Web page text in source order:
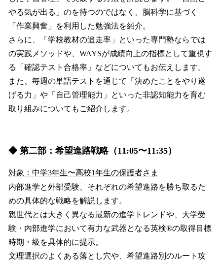
やる気が出る」のを待つのではなく、脳科学に基づく
「作業興奮」を利用した勉強法を紹介。
さらに、「学校教材の追走率」といった専門塾ならでは
の実践メソッドや、WAYSが成績向上の指標として重視す
る「確認テスト合格率」などについてもお伝えします。
また、毎週の単語テストを通じて「決めたことをやり遂
げる力」や「自己管理能力」といった非認知能力を育む
取り組みについてもご紹介します。
◆ 第二部：希望進路戦略（11:05〜11:35）
対象：中学3年生〜高校1年生の保護者さま
内部進学と外部受験、それぞれの希望進路を勝ち取るた
めの具体的な戦略を解説します。
親世代とは大きく異なる最新の進学トレンドや、大学受
験・内部進学において有力な武器となる英検®の取得目標
時期・級を具体的に提示。
文理選択のよくある落とし穴や、希望進路別のルート攻